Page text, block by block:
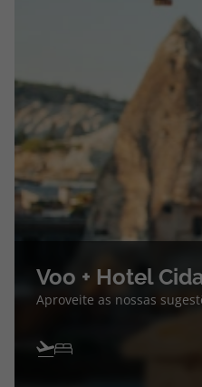
Voo + Hotel
Aproveite as nossas